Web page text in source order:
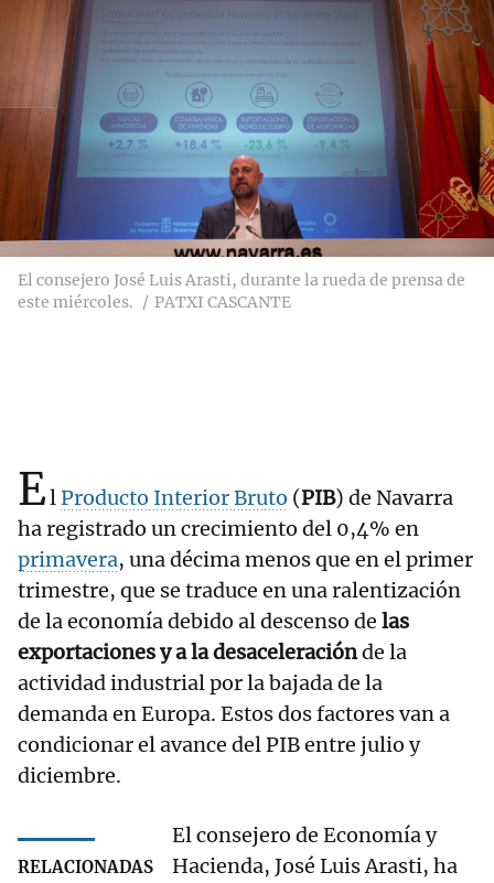
El consejero José Luis Arasti, durante la rueda de prensa de
este miércoles.
PATXI CASCANTE
ElProducto Interior Bruto (PIB) de Navarra
ha registrado un crecimiento del 0,4% en
primavera, una décima menos que en el primer
trimestre, que se traduce en una ralentización
de la economía debido al descenso de las
exportaciones y a la desaceleraciónde la
actividad industrial por la bajada de la
demanda en Europa. Estos dos factores van a
condicionar el avance del PIB entre julio y
diciembre.
RELACIONADAS
El consejero de Economía y
Hacienda, José Luis Arasti, ha